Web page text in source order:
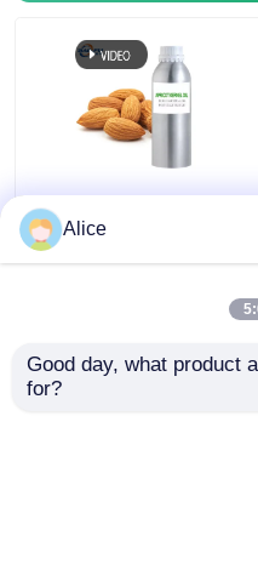
Άχρωμο φυσικό
φυτικό εκχυλίσμα
λάδι οργανικό λάδι
Alice
Good day, what product
for?